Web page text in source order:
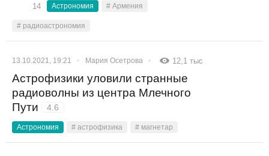
14 Астрономия # Армения
# радиоастрономия
13.10.2021, 19:21 Мария Осетрова 12,1 тыс
Астрофизики уловили странные
радиоволны из центра Млечного
Пути
4.6
Астрономия # астрофизика # магнетар